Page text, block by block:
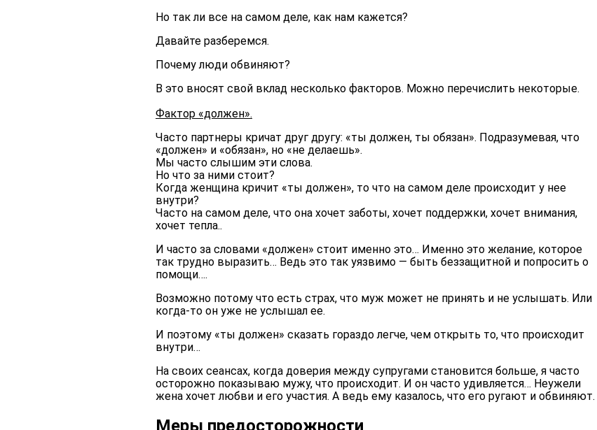
Но так ли все на самом деле, как нам кажется?
Давайте разберемся.
Почему люди обвиняют?
В это вносят свой вклад несколько факторов. Можно перечислить некоторые.
Фактор «должен».
Часто партнеры кричат друг другу: «ты должен, ты обязан». Подразумевая, что
«должен» и «обязан», но «не делаешь».
Мы часто слышим эти слова.
Но что за ними стоит?
Когда женщина кричит «ты должен», то что на самом деле происходит у нее
внутри?
Часто на самом деле, что она хочет заботы, хочет поддержки, хочет внимания,
хочет тепла..
И часто за словами «должен» стоит именно это… Именно это желание, которое
так трудно выразить… Ведь это так уязвимо — быть беззащитной и попросить о
помощи….
Возможно потому что есть страх, что муж может не принять и не услышать. Или
когда-то он уже не услышал ее.
И поэтому «ты должен» сказать гораздо легче, чем открыть то, что происходит
внутри…
На своих сеансах, когда доверия между супругами становится больше, я часто
осторожно показываю мужу, что происходит. И он часто удивляется… Неужели
жена хочет любви и его участия. А ведь ему казалось, что его ругают и обвиняют.
Меры предосторожности